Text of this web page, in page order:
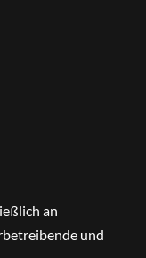
an
und